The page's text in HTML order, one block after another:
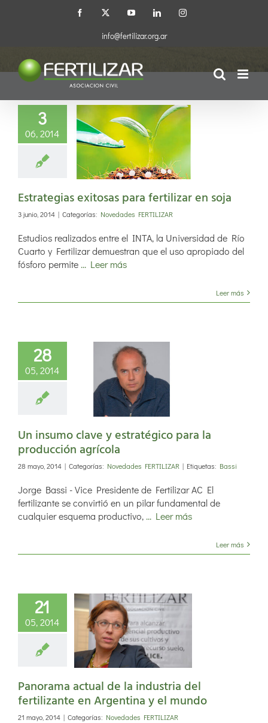
Facebook
X YouTubeLinkedInInstagram
info@fertilizar.org.ar
Novedades FERTILIZAR
3
06, 2014
para
en soja
Estrategias exitosas para fertilizar en soja
3 junio, 2014 | Categorías: Novedades FERTILIZAR
Estudios realizados entre el INTA, la Universidad de Río
Cuarto y Fertilizar demuestran que el uso apropiado del
fósforo permite... Leer más
Leer más
28
05, 2014
clave y
para
Un insumo clave y estratégico para la
producción agrícola
28 mayo, 2014 | Categorías: Novedades FERTILIZAR | Etiquetas: Bassi
Jorge Bassi - Vice Presidente de Fertilizar AC El
fertilizante se convirtió en un pilar fundamental de
cualquier esquema productivo,... Leer más
Leer más
21
05, 2014
actual
del
en
y el
Panorama actual de la industria del
fertilizante en Argentina y el mundo
21 mayo, 2014 | Categorías: Novedades FERTILIZAR